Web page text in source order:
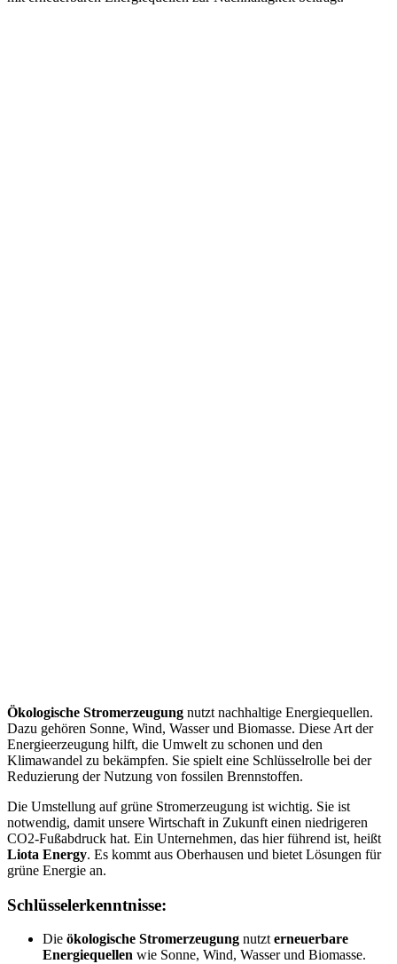
Ökologische Stromerzeugung nutzt nachhaltige Energiequellen.
Dazu gehören Sonne, Wind, Wasser und Biomasse. Diese Art der
Energieerzeugung hilft, die Umwelt zu schonen und den
Klimawandel zu bekämpfen. Sie spielt eine Schlüsselrolle bei der
Reduzierung der Nutzung von fossilen Brennstoffen.
Die Umstellung auf grüne Stromerzeugung ist wichtig. Sie ist
notwendig, damit unsere Wirtschaft in Zukunft einen niedrigeren
CO2-Fußabdruck hat. Ein Unternehmen, das hier führend ist, heißt
Liota Energy. Es kommt aus Oberhausen und bietet Lösungen für
grüne Energie an.
Schlüsselerkenntnisse:
Die ökologische Stromerzeugung nutzt erneuerbare
Energiequellen wie Sonne, Wind, Wasser und Biomasse.